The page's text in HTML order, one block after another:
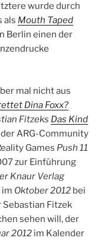
wurde durch
als Mouth Taped
Berlin einen der
mal nicht aus
Dina Foxx?
Fitzeks Das Kind
ARG-Community
Games Push 11
zur Einführung
Knaur Verlag
im Oktober 2012 bei
Sebastian Fitzek
sehen will, der
2012 im Kalender